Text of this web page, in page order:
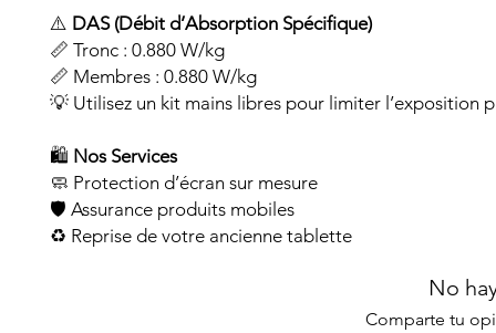
⚠️ DAS (Débit d’Absorption Spécifique)
📏 Tronc : 0.880 W/kg
📏 Membres : 0.880 W/kg
💡 Utilisez un kit mains libres pour limiter l’exposition
🛍️ Nos Services
🧼 Protection d’écran sur mesure
🛡️ Assurance produits mobiles
♻️ Reprise de votre ancienne tablette
No
Comparte tu